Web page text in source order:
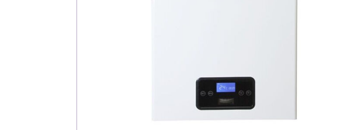
Клиентам
Специализированным магазинам
Портфолио